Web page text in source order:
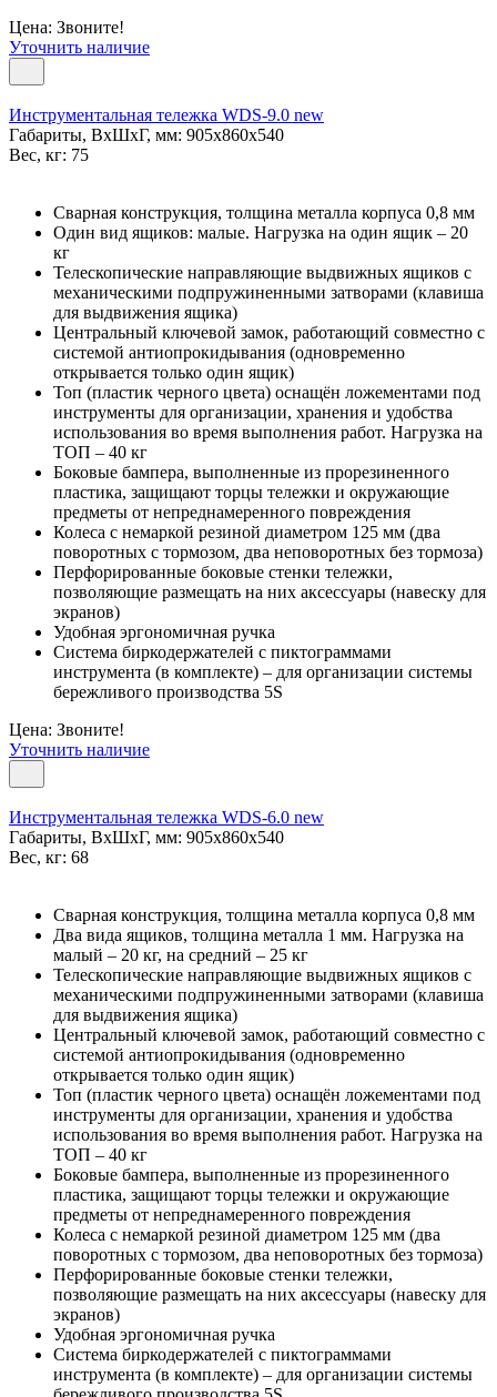
Цена: Звоните!
Уточнить наличие
Инструментальная тележка WDS-9.0 new
Габариты, ВxШxГ, мм: 905x860x540
Вес, кг: 75
Сварная конструкция, толщина металла корпуса 0,8 мм
Один вид ящиков: малые. Нагрузка на один ящик – 20
кг
Телескопические направляющие выдвижных ящиков с
механическими подпружиненными затворами (клавиша
для выдвижения ящика)
Центральный ключевой замок, работающий совместно с
системой антиопрокидывания (одновременно
открывается только один ящик)
Топ (пластик черного цвета) оснащён ложементами под
инструменты для организации, хранения и удобства
использования во время выполнения работ. Нагрузка на
ТОП – 40 кг
Боковые бампера, выполненные из прорезиненного
пластика, защищают торцы тележки и окружающие
предметы от непреднамеренного повреждения
Колеса с немаркой резиной диаметром 125 мм (два
поворотных с тормозом, два неповоротных без тормоза)
Перфорированные боковые стенки тележки,
позволяющие размещать на них аксессуары (навеску для
экранов)
Удобная эргономичная ручка
Система биркодержателей с пиктограммами
инструмента (в комплекте) – для организации системы
бережливого производства 5S
Цена: Звоните!
Уточнить наличие
Инструментальная тележка WDS-6.0 new
Габариты, ВxШxГ, мм: 905x860x540
Вес, кг: 68
Сварная конструкция, толщина металла корпуса 0,8 мм
Два вида ящиков, толщина металла 1 мм. Нагрузка на
малый – 20 кг, на средний – 25 кг
Телескопические направляющие выдвижных ящиков с
механическими подпружиненными затворами (клавиша
для выдвижения ящика)
Центральный ключевой замок, работающий совместно с
системой антиопрокидывания (одновременно
открывается только один ящик)
Топ (пластик черного цвета) оснащён ложементами под
инструменты для организации, хранения и удобства
использования во время выполнения работ. Нагрузка на
ТОП – 40 кг
Боковые бампера, выполненные из прорезиненного
пластика, защищают торцы тележки и окружающие
предметы от непреднамеренного повреждения
Колеса с немаркой резиной диаметром 125 мм (два
поворотных с тормозом, два неповоротных без тормоза)
Перфорированные боковые стенки тележки,
позволяющие размещать на них аксессуары (навеску для
экранов)
Удобная эргономичная ручка
Система биркодержателей с пиктограммами
инструмента (в комплекте) – для организации системы